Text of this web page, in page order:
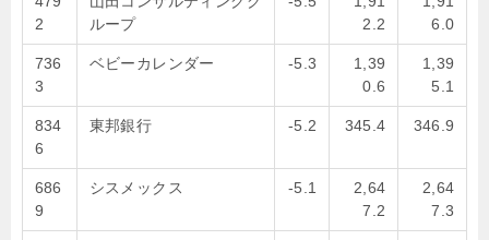
2
ループ
2.2
6.0
736
3
ベビーカレンダー -5.3
1,39
0.6
1,39
5.1
834
6
東邦銀行 -5.2 345.4 346.9
686
9
シスメックス -5.1
2,64
7.2
2,64
7.3